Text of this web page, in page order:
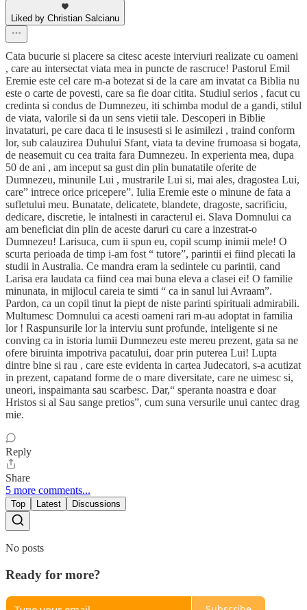
Liked by Christian Salcianu
Cata bucurie si placere sa citesc aceste interviuri realizate cu oameni
, care au intersectat viata mea in puncte de rascruce! Pastorul Emil
Eremie este cel care m-a botezat si de la care am invatat ca Biblia nu
este o carte de povesti, care sa fie doar citita. Studiul serios , facut cu
credinta si condus de Dumnezeu, iti schimba modul de a gandi, stilul
de viata, valorile si da un sens vietii tale. Descoperi in Biblie
invataturi, pe care daca ti le insusesti si le asimilezi , traind conform
lor, sub calauzirea Duhului Sfant, viata ta devine frumoasa si bogata,
de neasemuit cu cea traita fara Dumnezeu. In experienta mea, dupa
50 de ani , am inceput sa gust din plin bunatatile oferite de
Dumnezeu, minunile Lui , mustrarile Lui si, mai ales, dragostea Lui,
care” intrece orice pricepere”. Iulia Eremie este o minune de fata a
sufletului meu. Bunatate, delicatete, blandete, dragoste, sacrificiu,
dedicare, discretie, le intalnesti in caracterul ei. Slava Domnului ca
am beneficiat din plin de aceste daruri cu care a inzestrat-o
Dumnezeu! Larisuca, cum ii spun eu, copil scump inimii mele! O
scurta perioada de timp i-am fost “ tutore”, parintii ei fiind plecati la
studii in Australia. Ce mandra eram la sedintele cu parintii, cand
Larisa era laudata ca fiind cea mai buna eleva a clasei ei! O familie
minunata, in mijlocul careia te simti “ ca in sanul lui Avraam”.
Pardon, ca un copil tinut la piept de niste parinti spirituali admirabili.
Multumesc Domnului ca acesti oameni rari m-au adoptat in familia
lor ! Raspunsurile lor la interviu sunt profunde, inteligente si ne
conving ca in istoria lumii Dumnezeu este mereu prezent, gata sa ne
ofere biruinta impotriva pacatului, doar prin puterea Lui! Lupta
dintre bine si rau , care este evidenta in cartea Judecatori, s-a acutizat
in prezent, capatand forme de o mare diversitate, care ne uimesc si,
uneori, inspaimanta sau scarbesc. Dar,“ speranta noastra e doar
Hristos si al Sau sange pretios”, cum suna versurile unui cantec drag
mie.
Reply
Share
5 more comments...
Top Latest Discussions
No posts
Ready for more?